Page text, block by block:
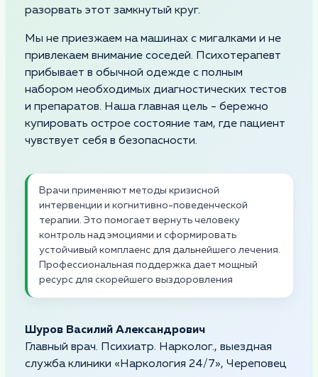
разорвать этот замкнутый круг.
Мы не приезжаем на машинах с мигалками и не
привлекаем внимание соседей. Психотерапевт
прибывает в обычной одежде с полным
набором необходимых диагностических тестов
и препаратов. Наша главная цель - бережно
купировать острое состояние там, где пациент
чувствует себя в безопасности.
Врачи применяют методы кризисной
интервенции и когнитивно-поведенческой
терапии. Это помогает вернуть человеку
контроль над эмоциями и сформировать
устойчивый комплаенс для дальнейшего лечения.
Профессиональная поддержка дает мощный
ресурс для скорейшего выздоровления
Шуров Василий Александрович
Главный врач. Психиатр. Нарколог., выездная
служба клиники «Наркология 24/7», Череповец